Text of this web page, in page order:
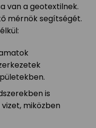
van a geotextilnek.
mérnök segítségét.
is
miközben